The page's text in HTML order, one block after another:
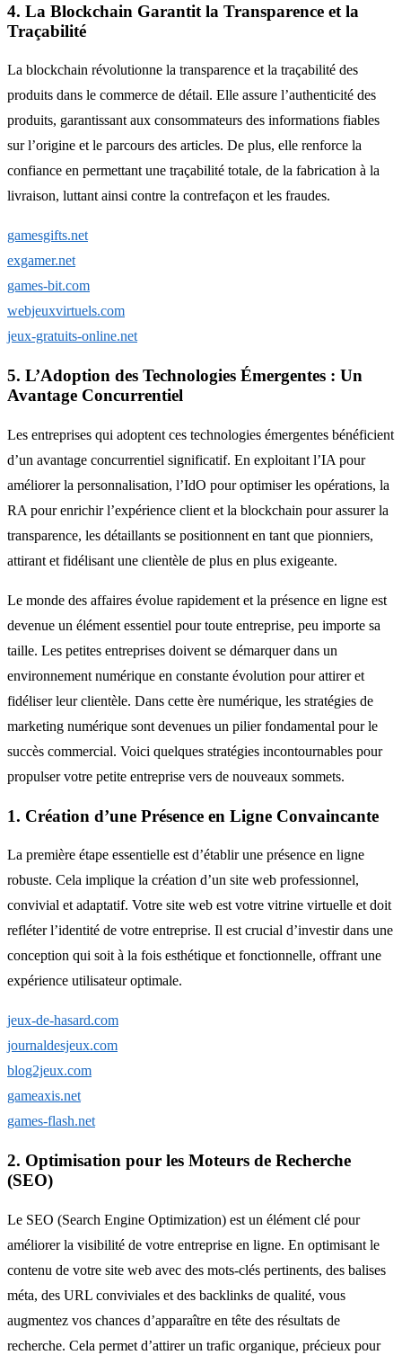
4. La Blockchain Garantit la Transparence et la
Traçabilité
La blockchain révolutionne la transparence et la traçabilité des
produits dans le commerce de détail. Elle assure l’authenticité des
produits, garantissant aux consommateurs des informations fiables
sur l’origine et le parcours des articles. De plus, elle renforce la
confiance en permettant une traçabilité totale, de la fabrication à la
livraison, luttant ainsi contre la contrefaçon et les fraudes.
gamesgifts.net
exgamer.net
games-bit.com
webjeuxvirtuels.com
jeux-gratuits-online.net
5. L’Adoption des Technologies Émergentes : Un
Avantage Concurrentiel
Les entreprises qui adoptent ces technologies émergentes bénéficient
d’un avantage concurrentiel significatif. En exploitant l’IA pour
améliorer la personnalisation, l’IdO pour optimiser les opérations, la
RA pour enrichir l’expérience client et la blockchain pour assurer la
transparence, les détaillants se positionnent en tant que pionniers,
attirant et fidélisant une clientèle de plus en plus exigeante.
Le monde des affaires évolue rapidement et la présence en ligne est
devenue un élément essentiel pour toute entreprise, peu importe sa
taille. Les petites entreprises doivent se démarquer dans un
environnement numérique en constante évolution pour attirer et
fidéliser leur clientèle. Dans cette ère numérique, les stratégies de
marketing numérique sont devenues un pilier fondamental pour le
succès commercial. Voici quelques stratégies incontournables pour
propulser votre petite entreprise vers de nouveaux sommets.
1. Création d’une Présence en Ligne Convaincante
La première étape essentielle est d’établir une présence en ligne
robuste. Cela implique la création d’un site web professionnel,
convivial et adaptatif. Votre site web est votre vitrine virtuelle et doit
refléter l’identité de votre entreprise. Il est crucial d’investir dans une
conception qui soit à la fois esthétique et fonctionnelle, offrant une
expérience utilisateur optimale.
jeux-de-hasard.com
journaldesjeux.com
blog2jeux.com
gameaxis.net
games-flash.net
2. Optimisation pour les Moteurs de Recherche
(SEO)
Le SEO (Search Engine Optimization) est un élément clé pour
améliorer la visibilité de votre entreprise en ligne. En optimisant le
contenu de votre site web avec des mots-clés pertinents, des balises
méta, des URL conviviales et des backlinks de qualité, vous
augmentez vos chances d’apparaître en tête des résultats de
recherche. Cela permet d’attirer un trafic organique, précieux pour